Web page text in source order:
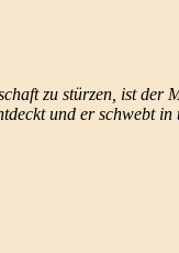
zu stürzen, ist
und er schwebt